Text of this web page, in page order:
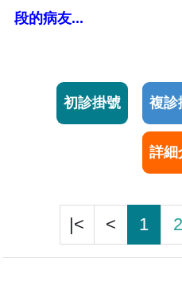
段的病友...
初診掛號 複診
詳細
|< < 1 2